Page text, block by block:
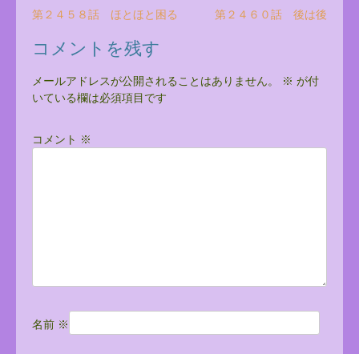
投
稿
ナ
ビ
ゲ
ー
シ
第２４５８話 ほとほと困る 第２４６０話 後は後
コメントを残す
メールアドレスが公開されることはありません。 ※ が付
いている欄は必須項目です
コメント ※
名前 ※